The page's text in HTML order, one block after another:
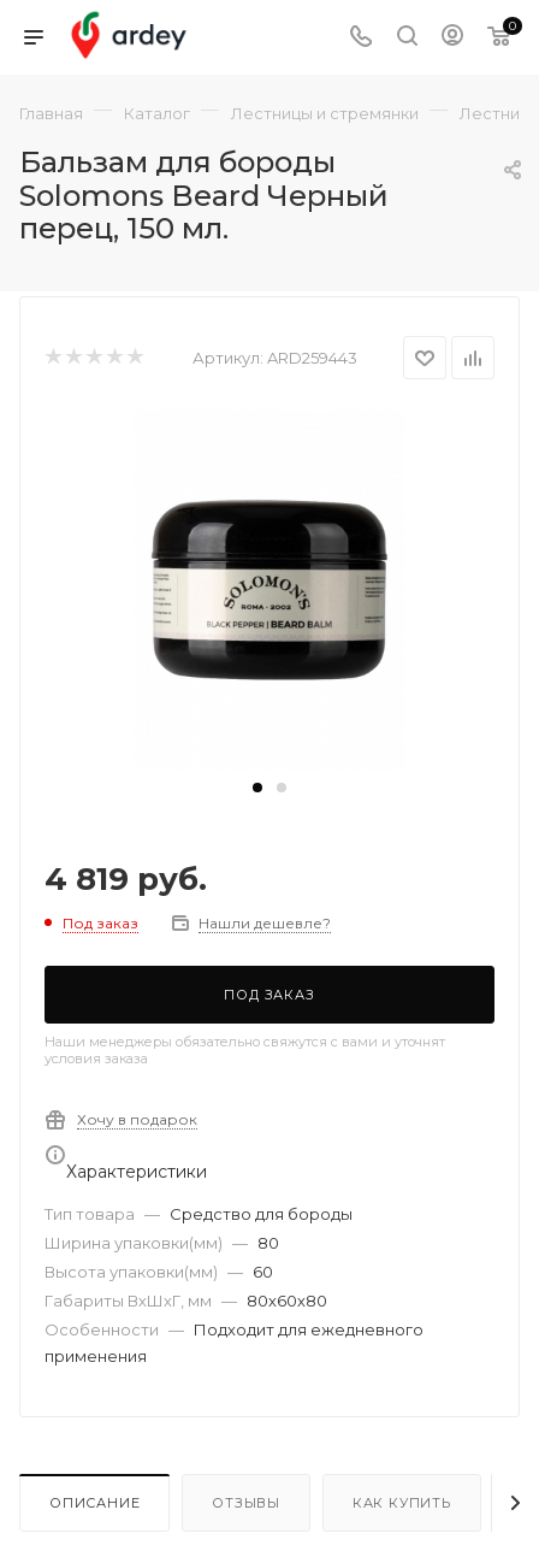
0
Главная — Каталог — Лестницы и стремянки —
Бальзам для бороды
Solomons Beard Черный
перец, 150 мл.
Артикул: ARD259443
4 819 руб.
Под заказ Нашли дешевле?
ПОД ЗАКАЗ
Наши менеджеры обязательно свяжутся с вами и уточнят
условия заказа
Хочу в подарок
Характеристики
Тип товара — Средство для бороды
Ширина упаковки(мм) — 80
Высота упаковки(мм) — 60
Габариты ВхШхГ, мм — 80х60х80
Особенности — Подходит для ежедневного
применения
ОПИСАНИЕ ОТЗЫВЫ КАК КУПИТЬ